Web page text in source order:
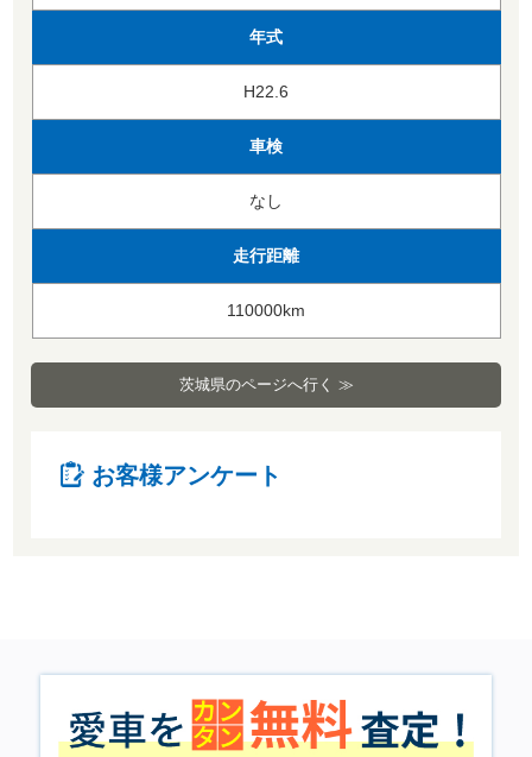
年式
H22.6
車検
なし
走行距離
110000km
茨城県のページへ行く ≫
お客様アンケート